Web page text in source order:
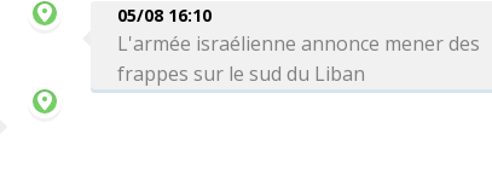
05/08 16:10
L'armée israélienne annonce mener des
frappes sur le sud du Liban